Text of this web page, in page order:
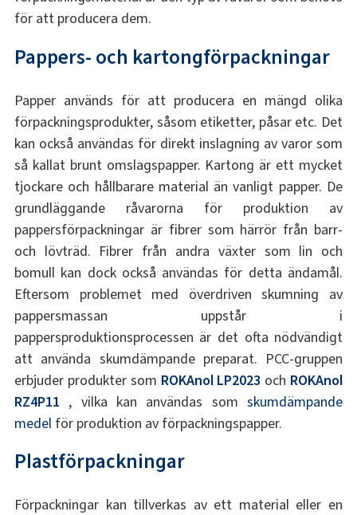
för att producera dem.
Pappers- och kartongförpackningar
Papper används för att producera en mängd olika
förpackningsprodukter, såsom etiketter, påsar etc. Det
kan också användas för direkt inslagning av varor som
så kallat brunt omslagspapper. Kartong är ett mycket
tjockare och hållbarare material än vanligt papper. De
grundläggande råvarorna för produktion av
pappersförpackningar är fibrer som härrör från barr-
och lövträd. Fibrer från andra växter som lin och
bomull kan dock också användas för detta ändamål.
Eftersom problemet med överdriven skumning av
pappersmassan uppstår i
pappersproduktionsprocessen är det ofta nödvändigt
att använda skumdämpande preparat. PCC-gruppen
erbjuder produkter som ROKAnol LP2023 och ROKAnol
RZ4P11 , vilka kan användas somskumdämpande
medel för produktion av förpackningspapper.
Plastförpackningar
Förpackningar kan tillverkas av ett material eller en